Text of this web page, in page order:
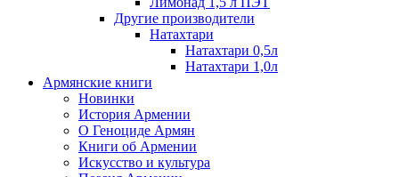
Другие производители
Натахтари
Натахтари 0,5л
Натахтари 1,0л
Армянские книги
Новинки
История Армении
О Геноциде Армян
Книги об Армении
Иcкусство и культура